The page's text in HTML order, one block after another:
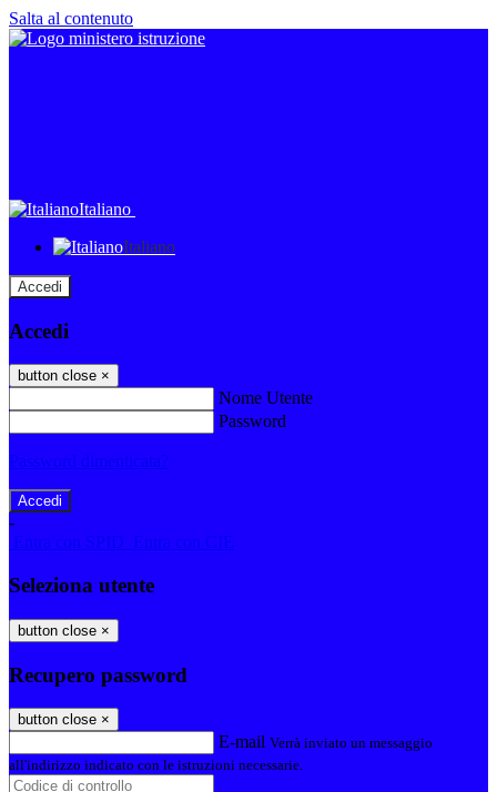
Salta al contenuto
Italiano
Italiano
Accedi
Accedi
button close ×
Nome Utente
Password
Password dimenticata?
-
Entra con SPID
Entra con CIE
Seleziona utente
button close ×
Recupero password
button close ×
E-mail Verrà inviato un messaggio
all'indirizzo indicato con le istruzioni necessarie.